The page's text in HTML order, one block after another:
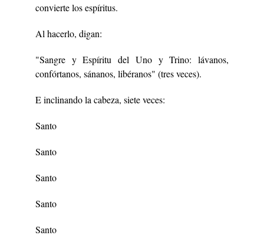
convierte los espíritus.
Al hacerlo, digan:
"Sangre y Espíritu del Uno y Trino: lávanos,
confórtanos, sánanos, libéranos" (tres veces).
E inclinando la cabeza, siete veces:
Santo
Santo
Santo
Santo
Santo